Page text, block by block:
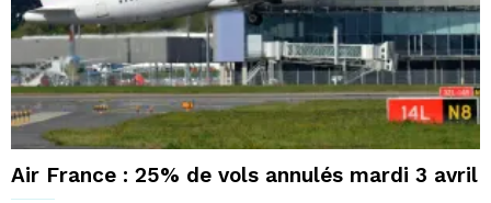
Air France : 25% de vols annulés mardi 3 avril